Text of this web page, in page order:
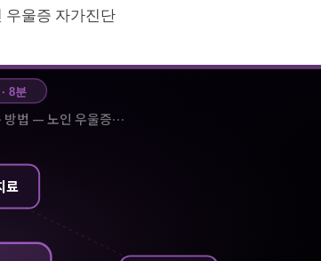
우울증 자가진단
· 8분
방법 — 노인 우울증…
료